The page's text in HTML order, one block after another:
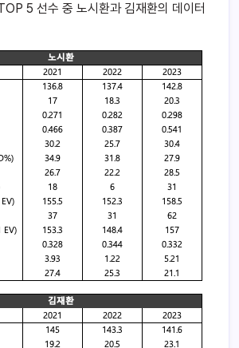
5 선수 중 노시환과 김재환의 데이터